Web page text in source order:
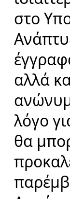
στο
αλλά
λόγο
θα